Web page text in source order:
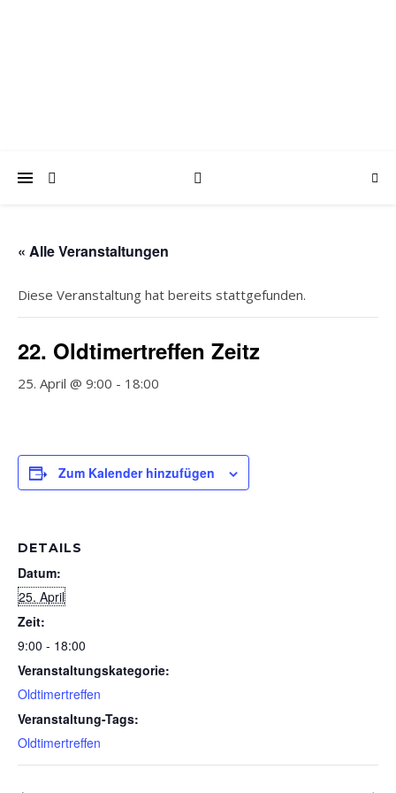
« Alle Veranstaltungen
Diese Veranstaltung hat bereits stattgefunden.
22. Oldtimertreffen Zeitz
25. April @ 9:00 - 18:00
Zum Kalender hinzufügen
DETAILS
Datum:
25. April
Zeit:
9:00 - 18:00
Veranstaltungskategorie:
Oldtimertreffen
Veranstaltung-Tags:
Oldtimertreffen